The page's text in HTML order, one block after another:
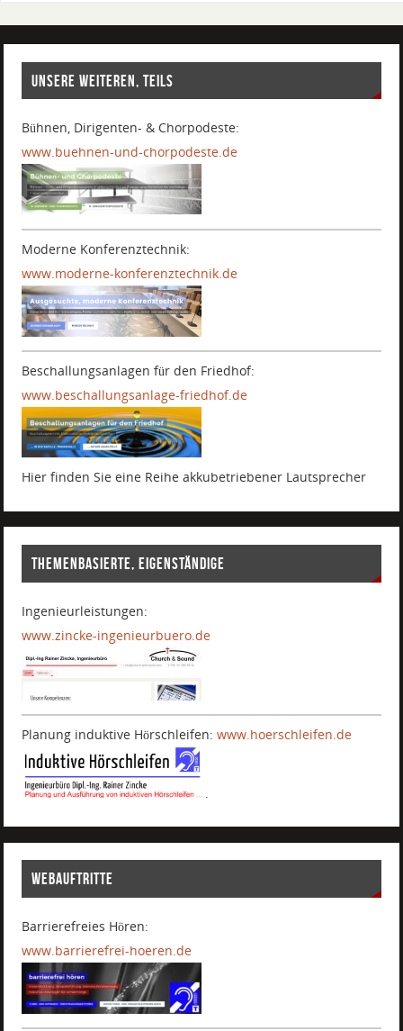
UNSERE WEITEREN, TEILS
Bühnen, Dirigenten- & Chorpodeste:
www.buehnen-und-chorpodeste.de
Moderne Konferenztechnik:
www.moderne-konferenztechnik.de
Beschallungsanlagen für den Friedhof:
www.beschallungsanlage-friedhof.de
Hier finden Sie eine Reihe akkubetriebener Lautsprecher
THEMENBASIERTE, EIGENSTÄNDIGE
Ingenieurleistungen:
www.zincke-ingenieurbuero.de
Planung induktive Hörschleifen:www.hoerschleifen.de
WEBAUFTRITTE
Barrierefreies Hören:
www.barrierefrei-hoeren.de